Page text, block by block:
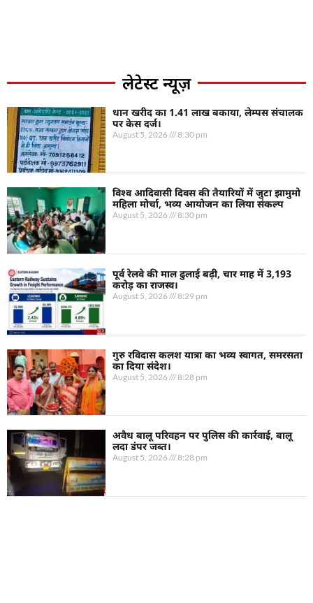
लेटेस्ट न्यूज़
धान खरीद का 1.41 लाख बकाया, लेम्पस संचालक
पर केस दर्ज।
August 5, 2026 8:30 pm
विश्व आदिवासी दिवस की तैयारियों में जुटा झामुमो
महिला मोर्चा, भव्य आयोजन का लिया संकल्प
August 5, 2026 8:30 pm
पूर्व रेलवे की माल ढुलाई बढ़ी, चार माह में 3,193
करोड़ का राजस्व।
August 5, 2026 8:29 pm
गुरु रविदास कलश यात्रा का भव्य स्वागत, समरसता
का दिया संदेश।
August 5, 2026 8:28 pm
अवैध बालू परिवहन पर पुलिस की कार्रवाई, बालू
लदा डंपर जब्त।
August 5, 2026 8:28 pm